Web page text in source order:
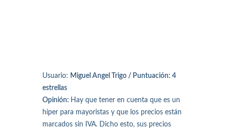
Usuario: Miguel Angel Trigo / Puntuación: 4
estrellas
Opinión: Hay que tener en cuenta que es un
hiper para mayoristas y que los precios están
marcados sin IVA. Dicho esto, sus precios